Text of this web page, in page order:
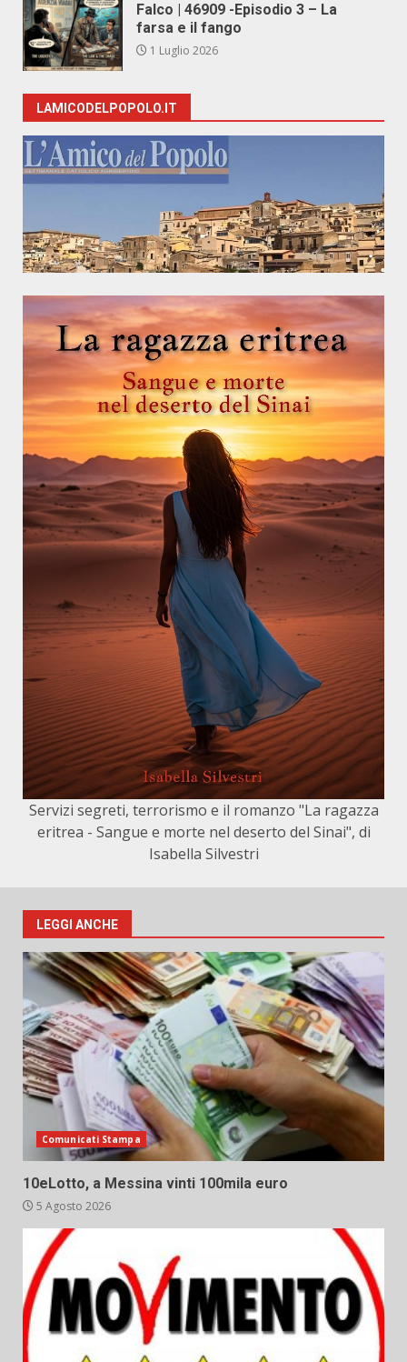
Falco | 46909 -Episodio 3 – La
farsa e il fango
1 Luglio 2026
LAMICODELPOPOLO.IT
Servizi segreti, terrorismo e il romanzo "La ragazza
eritrea - Sangue e morte nel deserto del Sinai", di
Isabella Silvestri
LEGGI ANCHE
Comunicati Stampa
10eLotto, a Messina vinti 100mila euro
5 Agosto 2026